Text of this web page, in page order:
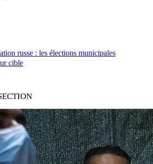
russe : les élections municipales
cible